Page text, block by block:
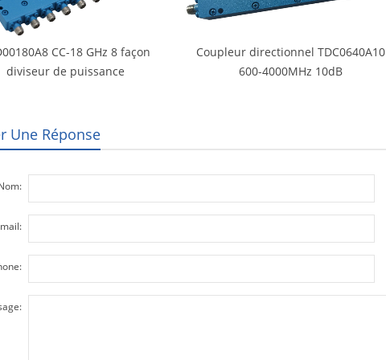
CC-18 GHz 8 façon
diviseur de puissance
Coupleur directionnel TDC0640A10
600-4000MHz 10dB
Une Réponse